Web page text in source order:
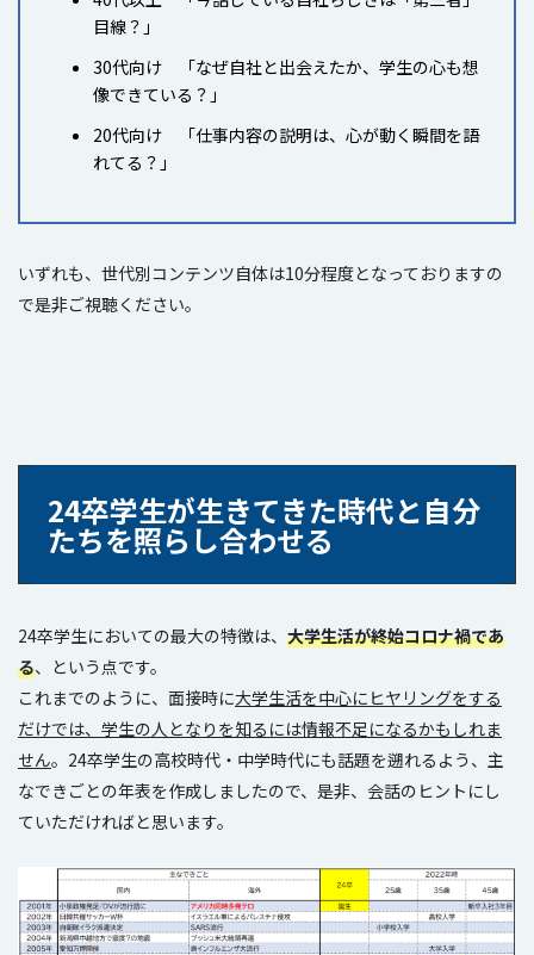
目線？」
30代向け 「なぜ自社と出会えたか、学生の心も想
像できている？」
20代向け 「仕事内容の説明は、心が動く瞬間を語
れてる？」
いずれも、世代別コンテンツ自体は10分程度となっておりますの
で是非ご視聴ください。
24卒学生が生きてきた時代と自分
たちを照らし合わせる
24卒学生においての最大の特徴は、 大学生活が終始コロナ禍であ
る、という点です。
これまでのように、面接時に大学生活を中心にヒヤリングをする
だけでは、学生の人となりを知るには情報不足になるかもしれま
せん。24卒学生の高校時代・中学時代にも話題を遡れるよう、主
なできごとの年表を作成しましたので、是非、会話のヒントにし
ていただければと思います。